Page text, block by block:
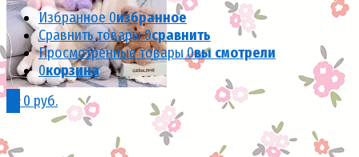
Избранное 0избранное
Сравнить товары0сравнить
Просмотренные товары 0вы смотрели
0корзина
0 руб.